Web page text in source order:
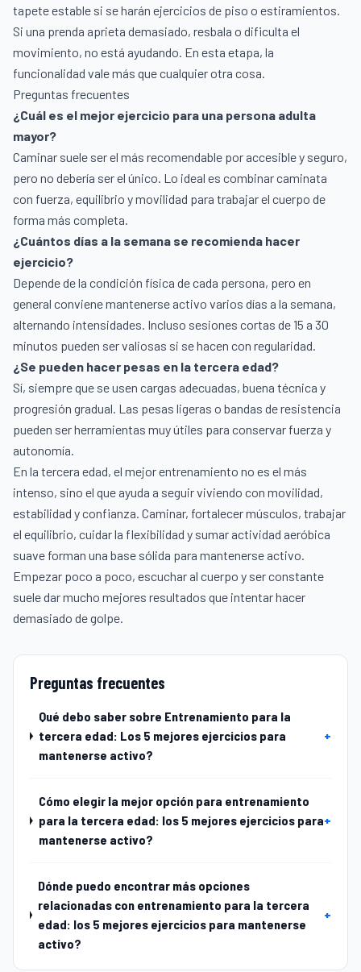
tapete estable si se harán ejercicios de piso o estiramientos.
Si una prenda aprieta demasiado, resbala o dificulta el
movimiento, no está ayudando. En esta etapa, la
funcionalidad vale más que cualquier otra cosa.
Preguntas frecuentes
¿Cuál es el mejor ejercicio para una persona adulta
mayor?
Caminar suele ser el más recomendable por accesible y seguro,
pero no debería ser el único. Lo ideal es combinar caminata
con fuerza, equilibrio y movilidad para trabajar el cuerpo de
forma más completa.
¿Cuántos días a la semana se recomienda hacer
ejercicio?
Depende de la condición física de cada persona, pero en
general conviene mantenerse activo varios días a la semana,
alternando intensidades. Incluso sesiones cortas de 15 a 30
minutos pueden ser valiosas si se hacen con regularidad.
¿Se pueden hacer pesas en la tercera edad?
Sí, siempre que se usen cargas adecuadas, buena técnica y
progresión gradual. Las pesas ligeras o bandas de resistencia
pueden ser herramientas muy útiles para conservar fuerza y
autonomía.
En la tercera edad, el mejor entrenamiento no es el más
intenso, sino el que ayuda a seguir viviendo con movilidad,
estabilidad y confianza. Caminar, fortalecer músculos, trabajar
el equilibrio, cuidar la flexibilidad y sumar actividad aeróbica
suave forman una base sólida para mantenerse activo.
Empezar poco a poco, escuchar al cuerpo y ser constante
suele dar mucho mejores resultados que intentar hacer
demasiado de golpe.
Preguntas frecuentes
Qué debo saber sobre Entrenamiento para la
tercera edad: Los 5 mejores ejercicios para
mantenerse activo?
+
Cómo elegir la mejor opción para entrenamiento
para la tercera edad: los 5 mejores ejercicios para
mantenerse activo?
+
Dónde puedo encontrar más opciones
relacionadas con entrenamiento para la tercera
edad: los 5 mejores ejercicios para mantenerse
activo?
+